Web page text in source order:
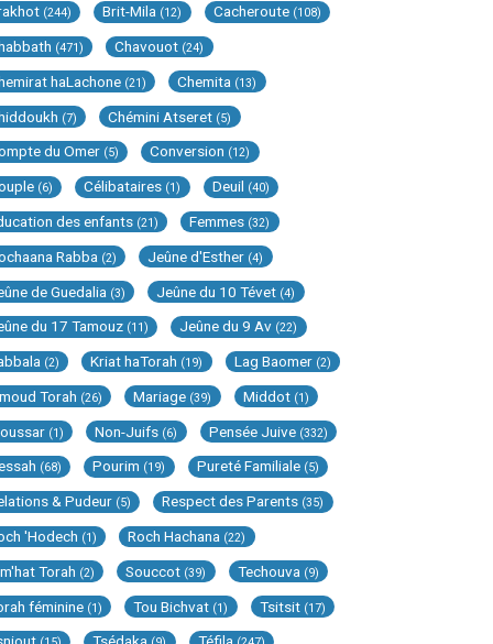
(244) Brit-Mila (12) Cacheroute (108)
(471) Chavouot (24)
haLachone (21) Chemita (13)
(7) Chémini Atseret (5)
du Omer (5) Conversion (12)
(6) Célibataires (1) Deuil (40)
des enfants (21) Femmes (32)
Rabba (2) Jeûne d'Esther (4)
de Guedalia (3) Jeûne du 10 Tévet (4)
du 17 Tamouz (11) Jeûne du 9 Av (22)
(2) Kriat haTorah (19) Lag Baomer (2)
Torah (26) Mariage (39) Middot (1)
(1) Non-Juifs (6) Pensée Juive (332)
(68) Pourim (19) Pureté Familiale (5)
& Pudeur (5) Respect des Parents (35)
'Hodech (1) Roch Hachana (22)
Torah (2) Souccot (39) Techouva (9)
féminine (1) Tou Bichvat (1) Tsitsit (17)